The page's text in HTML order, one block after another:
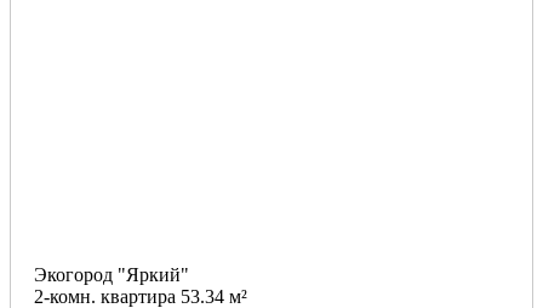
Экогород "Яркий"
2-комн. квартира 53.34 м²